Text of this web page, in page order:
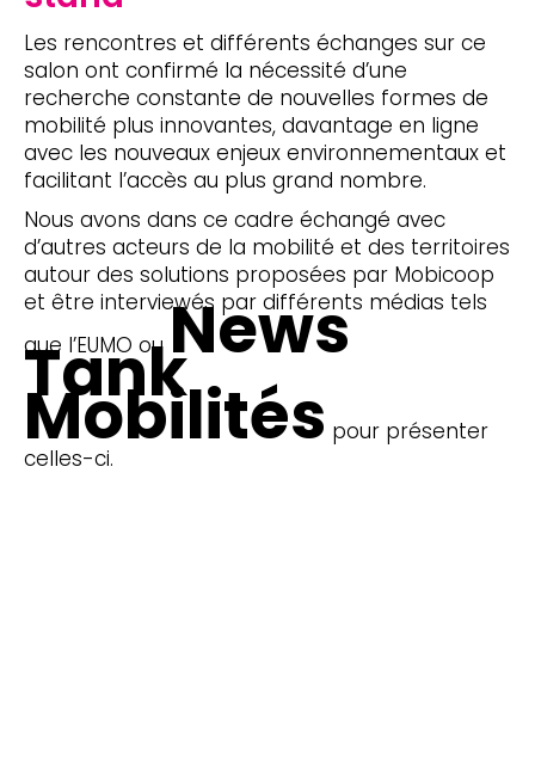
Les rencontres et différents échanges sur ce
salon ont confirmé la nécessité d’une
recherche constante de nouvelles formes de
mobilité plus innovantes, davantage en ligne
avec les nouveaux enjeux environnementaux et
facilitant l’accès au plus grand nombre.
Nous avons dans ce cadre échangé avec
d’autres acteurs de la mobilité et des territoires
autour des solutions proposées par Mobicoop
et être interviewés par différents médias tels
que l’EUMO ou News
Tank
Mobilités pour présenter
celles-ci.